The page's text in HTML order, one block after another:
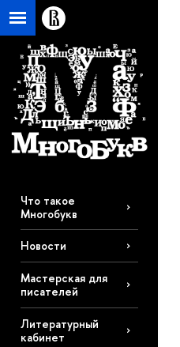
Что такое
Многобукв
Новости
Мастерская для
писателей
Литературный
кабинет